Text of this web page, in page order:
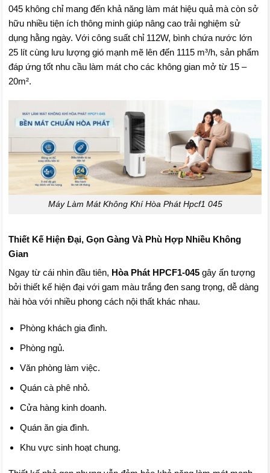
045 không chỉ mang đến khả năng làm mát hiệu quả mà còn sở
hữu nhiều tiện ích thông minh giúp nâng cao trải nghiệm sử
dụng hằng ngày. Với công suất chỉ 112W, bình chứa nước lớn
25 lít cùng lưu lượng gió mạnh mẽ lên đến 1115 m³/h, sản phẩm
đáp ứng tốt nhu cầu làm mát cho các không gian mở từ 15 –
20m².
Máy Làm Mát Không Khí Hòa Phát Hpcf1 045
Thiết Kế Hiện Đại, Gọn Gàng Và Phù Hợp Nhiều Không
Gian
Ngay từ cái nhìn đầu tiên, Hòa Phát HPCF1-045gây ấn tượng
bởi thiết kế hiện đại với gam màu trắng đen sang trọng, dễ dàng
hài hòa với nhiều phong cách nội thất khác nhau.
Phòng khách gia đình.
Phòng ngủ.
Văn phòng làm việc.
Quán cà phê nhỏ.
Cửa hàng kinh doanh.
Quán ăn gia đình.
Khu vực sinh hoạt chung.